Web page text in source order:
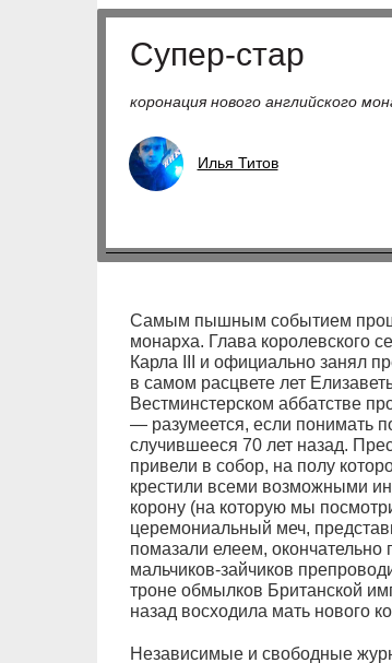
Супер-стар
коронация нового английского
Илья Титов
Самым пышным событием
монарха. Глава королевского
Карла III и официально занял
в самом расцвете лет
Вестминстерском аббатстве
— разумеется, если понимать
случившееся 70 лет назад.
привели в собор, на полу
крестили всеми возможными
корону (на которую мы
церемониальный меч,
помазали елеем, окончательно
мальчиков-зайчиков
троне обмылков Британской
назад восходила мать нового
Независимые и свободные